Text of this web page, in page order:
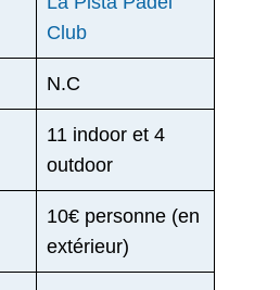
Club
N.C
11 indoor et 4
outdoor
10€ personne (en
extérieur)